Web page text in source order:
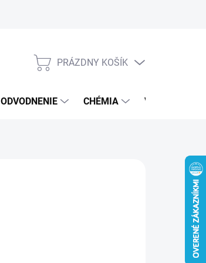
NÁKUPNÝ
PRÁZDNY KOŠÍK
ODVODNENIE CHÉMIA VEREJNÝ